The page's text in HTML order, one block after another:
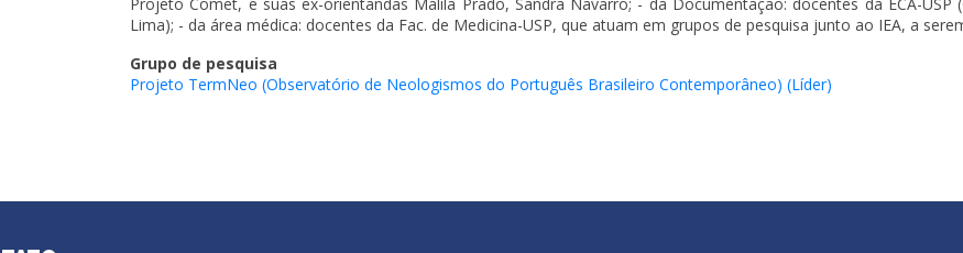
Lima); - da área médica: docentes da Fac. de Medicina-USP, que atuam em grupos de pesquisa junto ao IEA, a
Grupo de pesquisa
Projeto TermNeo (Observatório de Neologismos do Português Brasileiro Contemporâneo)​ (Líder)